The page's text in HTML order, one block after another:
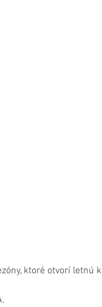
ktoré otvorí letnú